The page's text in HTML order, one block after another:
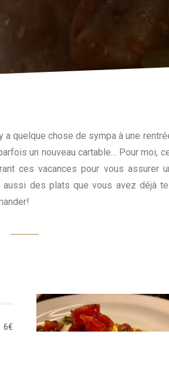
quelque chose de sympa à une
un nouveau cartable… Pour moi,
ces vacances pour vous assurer
des plats que vous avez déjà
6€